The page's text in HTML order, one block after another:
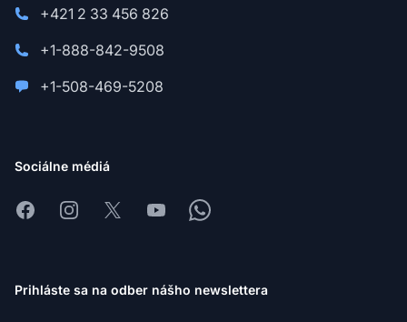
+421 2 33 456 826
+1-888-842-9508
+1-508-469-5208
Sociálne médiá
FacebookInstagram
X YoutubeWhatsapp
Prihláste sa na odber nášho newslettera